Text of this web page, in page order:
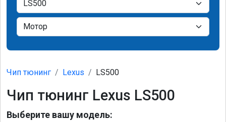
Чип тюнинг Lexus LS500
Чип тюнинг Lexus LS500
Выберите вашу модель: